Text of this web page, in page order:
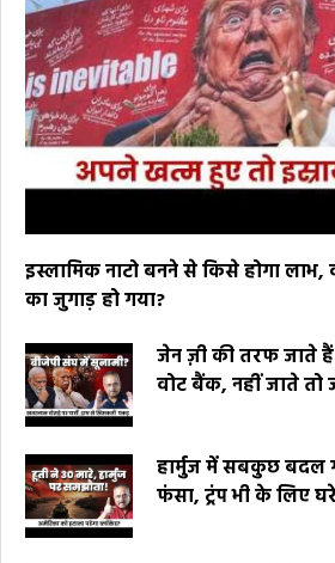
इस्लामिक नाटो बनने से किसे होगा
का जुगाड़ हो गया?
जेन ज़ी की तरफ जाते
वोट बैंक, नहीं जाते
हार्मुज में सबकुछ बदल
फंसा, ट्रंप भी के लिए